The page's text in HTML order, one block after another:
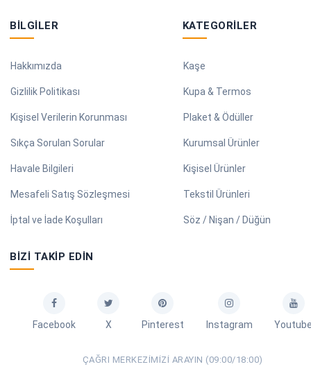
BILGILER
Hakkımızda
Gizlilik Politikası
Kişisel Verilerin Korunması
Sıkça Sorulan Sorular
Havale Bilgileri
Mesafeli Satış Sözleşmesi
İptal ve İade Koşulları
KATEGORILER
Kaşe
Kupa & Termos
Plaket & Ödüller
Kurumsal Ürünler
Kişisel Ürünler
Tekstil Ürünleri
Söz / Nişan / Düğün
BIZI TAKIP EDIN
Facebook X Pinterest Instagram
ÇAĞRI MERKEZIMIZI ARAYIN (09:00/18:00)